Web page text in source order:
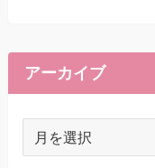
アーカイブ